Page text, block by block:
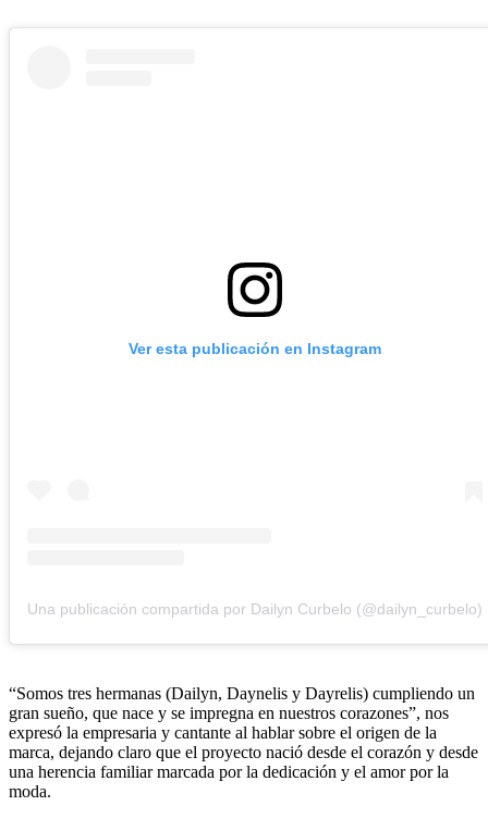
Ver esta publicación en Instagram
Una publicación compartida por Dailyn Curbelo (@dailyn_curbelo)
“Somos tres hermanas (Dailyn, Daynelis y Dayrelis) cumpliendo un
gran sueño, que nace y se impregna en nuestros corazones”, nos
expresó la empresaria y cantante al hablar sobre el origen de la
marca, dejando claro que el proyecto nació desde el corazón y desde
una herencia familiar marcada por la dedicación y el amor por la
moda.